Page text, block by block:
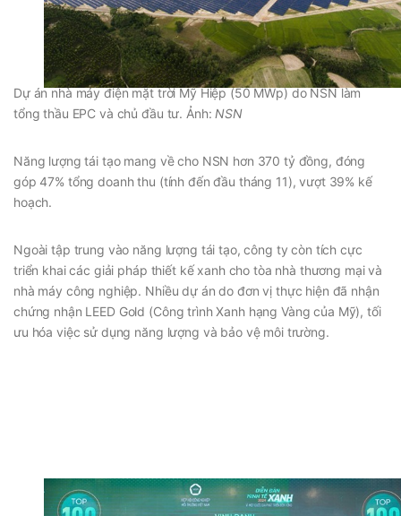
Dự án nhà máy điện mặt trời Mỹ Hiệp (50 MWp) do NSN làm
tổng thầu EPC và chủ đầu tư. Ảnh: NSN
Năng lượng tái tạo mang về cho NSN hơn 370 tỷ đồng, đóng
góp 47% tổng doanh thu (tính đến đầu tháng 11), vượt 39% kế
hoạch.
Ngoài tập trung vào năng lượng tái tạo, công ty còn tích cực
triển khai các giải pháp thiết kế xanh cho tòa nhà thương mại và
nhà máy công nghiệp. Nhiều dự án do đơn vị thực hiện đã nhận
chứng nhận LEED Gold (Công trình Xanh hạng Vàng của Mỹ), tối
ưu hóa việc sử dụng năng lượng và bảo vệ môi trường.